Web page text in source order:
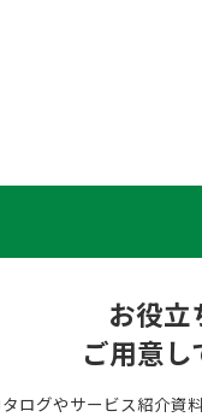
お役立
ご用意し
ログやサービス紹介資